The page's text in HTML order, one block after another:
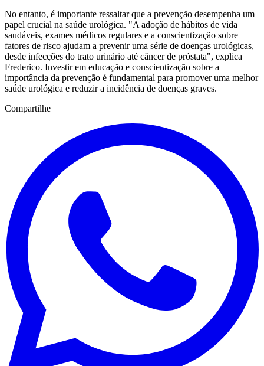
No entanto, é importante ressaltar que a prevenção desempenha um
papel crucial na saúde urológica. "A adoção de hábitos de vida
saudáveis, exames médicos regulares e a conscientização sobre
fatores de risco ajudam a prevenir uma série de doenças urológicas,
desde infecções do trato urinário até câncer de próstata", explica
Frederico. Investir em educação e conscientização sobre a
importância da prevenção é fundamental para promover uma melhor
saúde urológica e reduzir a incidência de doenças graves.
Compartilhe